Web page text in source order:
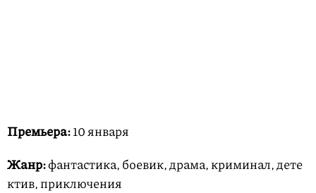
Премьера:10 января
Жанр:фантастика, боевик, драма, криминал, дете
ктив, приключения